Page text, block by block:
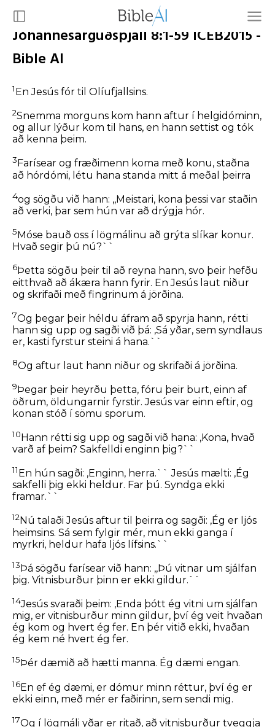
Jóhannesarguðspjall 8:1-59 ICEB2015 -
Bible AI
1En Jesús fór til Olíufjallsins.
2Snemma morguns kom hann aftur í helgidóminn,
og allur lýður kom til hans, en hann settist og tók
að kenna þeim.
3 Farísear og fræðimenn koma með konu, staðna
að hórdómi, létu hana standa mitt á meðal þeirra
4og sögðu við hann: ,,Meistari, kona þessi var staðin
að verki, þar sem hún var að drýgja hór.
5 Móse bauð oss í lögmálinu að grýta slíkar konur.
Hvað segir þú nú?``
6Þetta sögðu þeir til að reyna hann, svo þeir hefðu
eitthvað að ákæra hann fyrir. En Jesús laut niður
og skrifaði með fingrinum á jörðina.
7Og þegar þeir héldu áfram að spyrja hann, rétti
hann sig upp og sagði við þá: ,Sá yðar, sem syndlaus
er, kasti fyrstur steini á hana.``
8Og aftur laut hann niður og skrifaði á jörðina.
9 Þegar þeir heyrðu þetta, fóru þeir burt, einn af
öðrum, öldungarnir fyrstir. Jesús var einn eftir, og
konan stóð í sömu sporum.
10Hann rétti sig upp og sagði við hana: ,Kona, hvað
varð af þeim? Sakfelldi enginn þig?``
11 En hún sagði: ,Enginn, herra.`` Jesús mælti: ,Ég
sakfelli þig ekki heldur. Far þú. Syndga ekki
framar.``
12Nú talaði Jesús aftur til þeirra og sagði: ,Ég er ljós
heimsins. Sá sem fylgir mér, mun ekki ganga í
myrkri, heldur hafa ljós lífsins.``
13Þá sögðu farísear við hann: ,,Þú vitnar um sjálfan
þig. Vitnisburður þinn er ekki gildur.``
14Jesús svaraði þeim: ,Enda þótt ég vitni um sjálfan
mig, er vitnisburður minn gildur, því ég veit hvaðan
ég kom og hvert ég fer. En þér vitið ekki, hvaðan
ég kem né hvert ég fer.
15 Þér dæmið að hætti manna. Ég dæmi engan.
16En ef ég dæmi, er dómur minn réttur, því ég er
ekki einn, með mér er faðirinn, sem sendi mig.
17Og í lögmáli yðar er ritað, að vitnisburður tveggja